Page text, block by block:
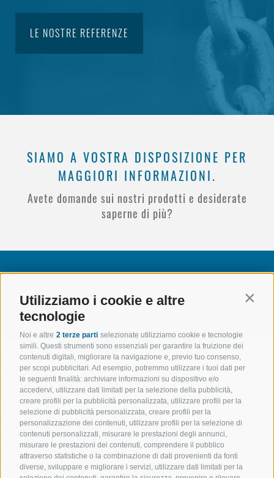
Utilizziamo i cookie e altre
tecnologie
Noi e altre 2 terze parti selezionate utilizziamo cookie e tecnologie
simili. Questi strumenti sono essenziali per garantire la fruizione dei
contenuti digitali, migliorare la navigazione e, previo tuo consenso,
per scopi pubblicitari. Ad esempio, potremmo utilizzare i tuoi dati per
le seguenti finalità: archiviare informazioni su dispositivo e/o
accedervi, utilizzare dati limitati per la selezione della pubblicità,
creare profili per la pubblicità personalizzata, utilizzare profili per la
selezione di pubblicità personalizzata, creare profili per la
personalizzazione dei contenuti, utilizzare profili per la selezione di
contenuti personalizzati, misurare le prestazioni degli annunci,
misurare le prestazioni dei contenuti, comprendere il pubblico
attraverso statistiche o la combinazione di dati provenienti da fonti
diverse, sviluppare e migliorare i servizi, utilizzare dati limitati per la
LE NOSTRE REFERENZE
SIAMO A VOSTRA DISPOSIZIONE PER
MAGGIORI INFORMAZIONI.
Avete domande sui nostri prodotti e desiderate
saperne di più?
CONTATTATECI